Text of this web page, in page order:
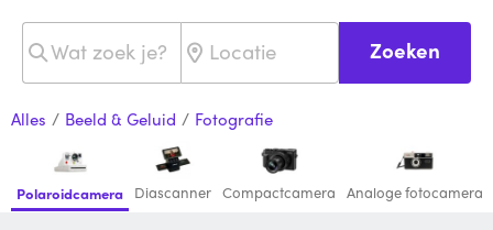
Zoeken
Alles / Beeld & Geluid / Fotografie
Polaroidcamera Diascanner Compactcamera Analoge fotocamera